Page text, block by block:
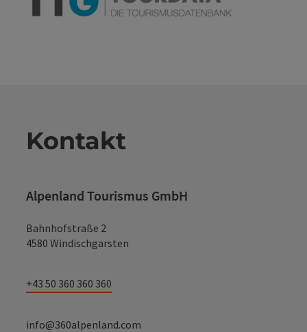
Kontakt
Alpenland Tourismus GmbH
Bahnhofstraße 2
4580 Windischgarsten
+43 50 360 360 360
info@360alpenland.com